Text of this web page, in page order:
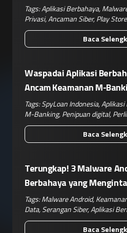
Tags:Aplikasi Berbahaya,
Privasi,Ancaman Siber,Play Store
Baca
Waspadai Aplikasi
Ancam Keamanan M-
Tags:SpyLoan Indonesia,Aplikasi
M-Banking,Penipuan digital,
Baca
Terungkap! 3 Malware
Berbahaya yang
Tags:Malware Android,
Data,Serangan Siber,Aplikasi
Baca